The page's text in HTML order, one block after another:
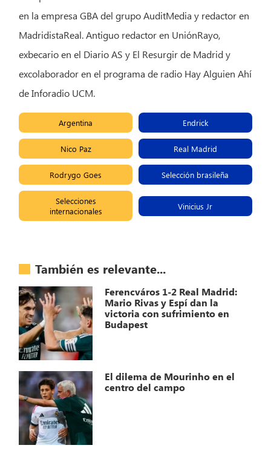
en la empresa GBA del grupo AuditMedia y redactor en
MadridistaReal. Antiguo redactor en UniónRayo,
exbecario en el Diario AS y El Resurgir de Madrid y
excolaborador en el programa de radio Hay Alguien Ahí
de Inforadio UCM.
Argentina Endrick
Nico Paz Real Madrid
Rodrygo Goes Selección brasileña
Selecciones
internacionales
Vinicius Jr
También es relevante...
Ferencváros 1-2 Real Madrid:
Mario Rivas y Espí dan la
victoria con sufrimiento en
Budapest
El dilema de Mourinho en el
centro del campo